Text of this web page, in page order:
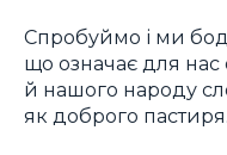
Спробуймо і ми
що означає для
й нашого народу
як доброго пастиря.